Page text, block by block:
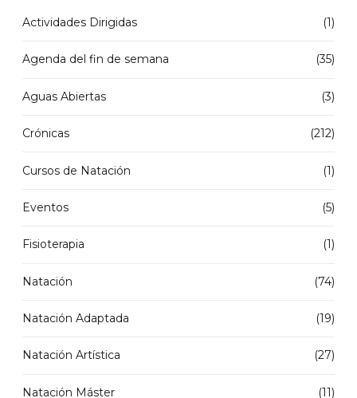
Actividades Dirigidas (1)
Agenda del fin de semana (35)
Aguas Abiertas (3)
Crónicas (212)
Cursos de Natación (1)
Eventos (5)
Fisioterapia (1)
Natación (74)
Natación Adaptada (19)
Natación Artística (27)
Natación Máster (11)